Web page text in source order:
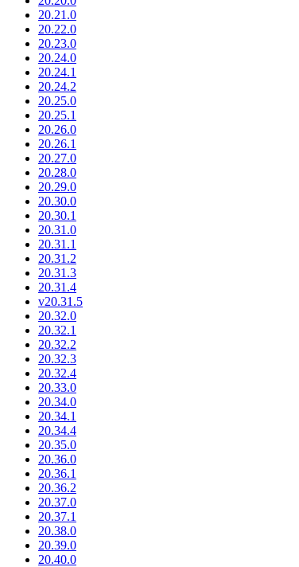
20.21.0
20.22.0
20.23.0
20.24.0
20.24.1
20.24.2
20.25.0
20.25.1
20.26.0
20.26.1
20.27.0
20.28.0
20.29.0
20.30.0
20.30.1
20.31.0
20.31.1
20.31.2
20.31.3
20.31.4
v20.31.5
20.32.0
20.32.1
20.32.2
20.32.3
20.32.4
20.33.0
20.34.0
20.34.1
20.34.4
20.35.0
20.36.0
20.36.1
20.36.2
20.37.0
20.37.1
20.38.0
20.39.0
20.40.0